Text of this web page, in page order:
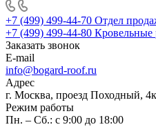
+7 (499) 499-44-70 Отдел
+7 (499) 499-44-80 Кровельные
Заказать звонок
E-mail
info@bogard-roof.ru
Адрес
г. Москва, проезд Походный,
Режим работы
Пн. – Сб.: с 9:00 до 18:00